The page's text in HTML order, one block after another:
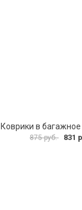
875 руб. 831